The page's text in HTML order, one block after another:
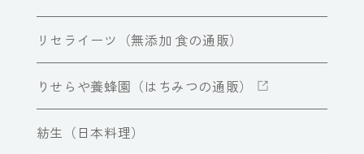
リセライーツ（無添加 食の通販）
りせらや養蜂園（はちみつの通販）
紡生（日本料理）